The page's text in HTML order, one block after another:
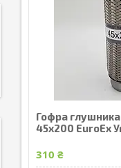
Гофра
45x200 EuroEx
310 ₴